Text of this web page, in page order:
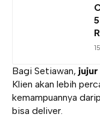
Bagi Setiawan, jujur
Klien akan lebih
kemampuannya
bisa deliver.